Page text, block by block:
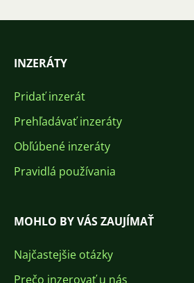
INZERÁTY
Pridať inzerát
Prehľadávať inzeráty
Obľúbené inzeráty
Pravidlá používania
MOHLO BY VÁS ZAUJÍMAŤ
Najčastejšie otázky
Prečo inzerovať u nás